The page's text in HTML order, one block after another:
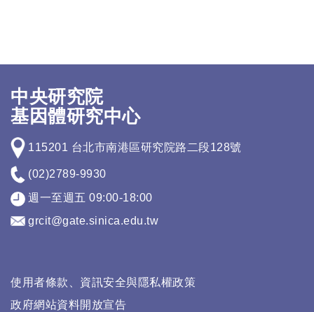
中央研究院
基因體研究中心
115201 台北市南港區研究院路二段128號
(02)2789-9930
週一至週五 09:00-18:00
grcit@gate.sinica.edu.tw
使用者條款、資訊安全與隱私權政策
政府網站資料開放宣告